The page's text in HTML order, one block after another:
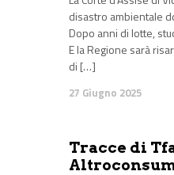
disastro ambientale
Dopo anni di lotte,
E la Regione sarà
di […]
27 Giugno 2025
Tracce di